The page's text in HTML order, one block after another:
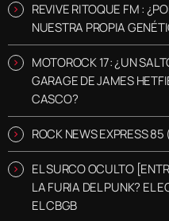
REVIVE RITOQUE FM :
NUESTRA PROPIA
MOTOROCK 17: ¿UN
GARAGE DE JAMES
CASCO?
ROCK NEWS EXPRESS
EL SURCO OCULTO
LA FURIA DEL PUNK? EL
EL CBGB